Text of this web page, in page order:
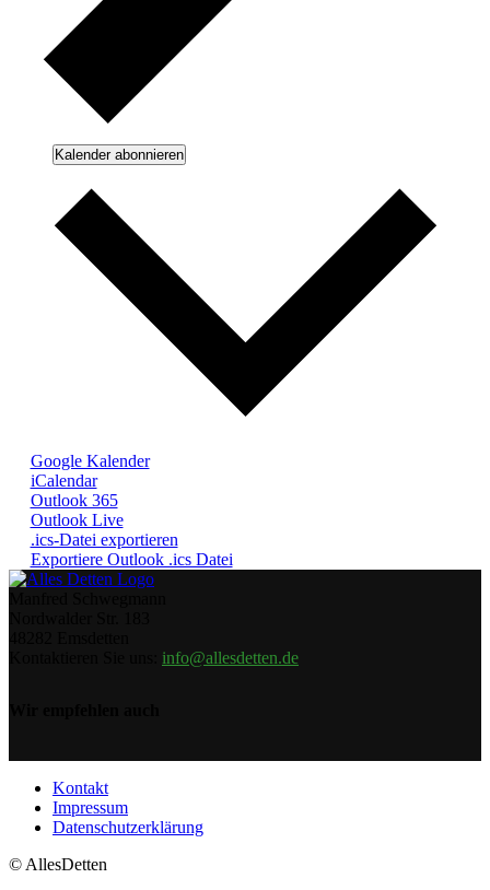
Kalender abonnieren
Google Kalender
iCalendar
Outlook 365
Outlook Live
.ics-Datei exportieren
Exportiere Outlook .ics Datei
info@allesdetten.de
Kontakt
Impressum
Datenschutzerklärung
© AllesDetten